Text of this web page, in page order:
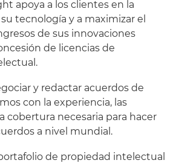
apoya a los clientes en la
tecnología y a maximizar el
de sus innovaciones
de licencias de
y redactar acuerdos de
con la experiencia, las
cobertura necesaria para hacer
a nivel mundial.
de propiedad intelectual